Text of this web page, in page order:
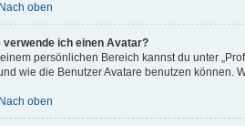
Nach oben
verwende ich einen Avatar?
persönlichen Bereich kannst du unter
wie die Benutzer Avatare benutzen können.
Nach oben